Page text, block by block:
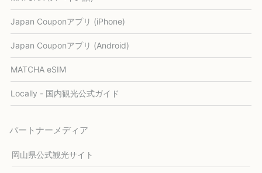
Japan Couponアプリ (iPhone)
Japan Couponアプリ (Android)
MATCHA eSIM
Locally - 国内観光公式ガイド
パートナーメディア
岡山県公式観光サイト